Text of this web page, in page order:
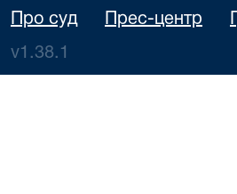
Про суд Прес-центр
v1.38.1